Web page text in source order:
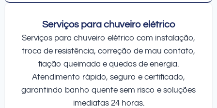
Serviços para chuveiro elétrico
Serviços para chuveiro elétrico com instalação,
troca de resistência, correção de mau contato,
fiação queimada e quedas de energia.
Atendimento rápido, seguro e certificado,
garantindo banho quente sem risco e soluções
imediatas 24 horas.